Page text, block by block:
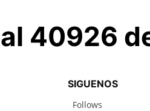
40926
SIGUENOS
Follows